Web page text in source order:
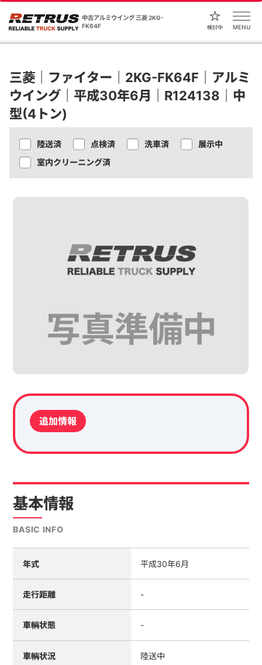
中古アルミウイング 三菱 2KG-
FK64F
検討中 MENU
三菱｜ファイター｜2KG-FK64F｜アルミ
ウイング｜平成30年6月｜R124138｜中
型(4トン)
陸送済 点検済 洗車済
展示中
室内クリーニング済
追加情報
基本情報
BASIC INFO
年式 平成30年6月
走行距離 -
車輌状態 -
車輌状況 陸送中